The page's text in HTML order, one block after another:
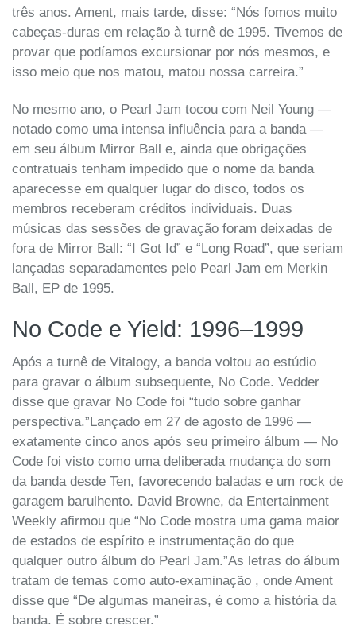
três anos. Ament, mais tarde, disse: “Nós fomos muito
cabeças-duras em relação à turnê de 1995. Tivemos de
provar que podíamos excursionar por nós mesmos, e
isso meio que nos matou, matou nossa carreira.”
No mesmo ano, o Pearl Jam tocou com Neil Young —
notado como uma intensa influência para a banda —
em seu álbum Mirror Ball e, ainda que obrigações
contratuais tenham impedido que o nome da banda
aparecesse em qualquer lugar do disco, todos os
membros receberam créditos individuais. Duas
músicas das sessões de gravação foram deixadas de
fora de Mirror Ball: “I Got Id” e “Long Road”, que seriam
lançadas separadamentes pelo Pearl Jam em Merkin
Ball, EP de 1995.
No Code e Yield: 1996–1999
Após a turnê de Vitalogy, a banda voltou ao estúdio
para gravar o álbum subsequente, No Code. Vedder
disse que gravar No Code foi “tudo sobre ganhar
perspectiva.”Lançado em 27 de agosto de 1996 —
exatamente cinco anos após seu primeiro álbum — No
Code foi visto como uma deliberada mudança do som
da banda desde Ten, favorecendo baladas e um rock de
garagem barulhento. David Browne, da Entertainment
Weekly afirmou que “No Code mostra uma gama maior
de estados de espírito e instrumentação do que
qualquer outro álbum do Pearl Jam.”As letras do álbum
tratam de temas como auto-examinação , onde Ament
disse que “De algumas maneiras, é como a história da
banda. É sobre crescer.”